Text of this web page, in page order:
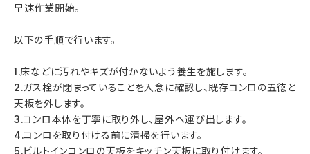
早速作業開始。
以下の手順で行います。
1.床などに汚れやキズが付かないよう養生を施します。
2.ガス栓が閉まっていることを入念に確認し、既存コンロの五徳と
天板を外します。
3.コンロ本体を丁寧に取り外し、屋外へ運び出します。
4.コンロを取り付ける前に清掃を行います。
5.ビルトインコンロの天板をキッチン天板に取り付けます。